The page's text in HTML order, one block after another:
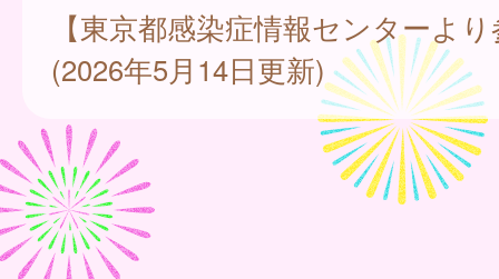
【東京都感染症情報センターよ
(2026年5月14日更新)